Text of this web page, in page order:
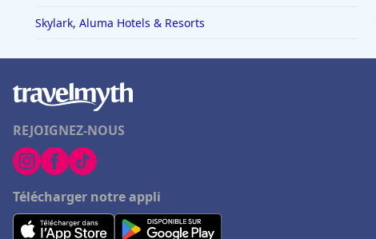
Skylark, Aluma Hotels & Resorts
REJOIGNEZ-NOUS
Télécharger notre appli